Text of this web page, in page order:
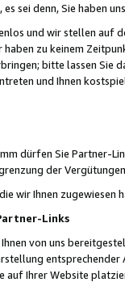
sei denn, Sie haben
und wir stellen auf
zu keinem
bitte lassen Sie
und Ihnen
dürfen Sie Partner-
der
wir Ihnen zugewiesen
Links
von uns
auf Ihrer Website